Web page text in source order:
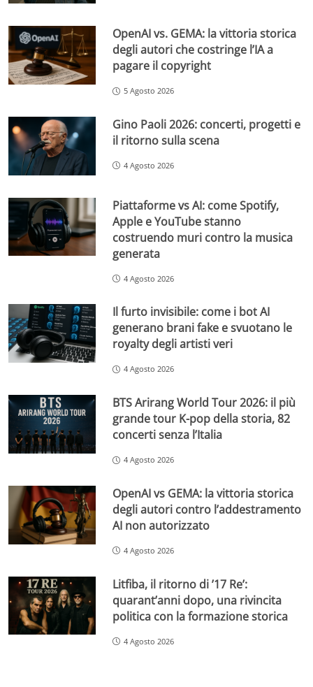
OpenAI vs. GEMA: la vittoria storica
degli autori che costringe l’IA a
pagare il copyright
5 Agosto 2026
Gino Paoli 2026: concerti, progetti e
il ritorno sulla scena
4 Agosto 2026
Piattaforme vs AI: come Spotify,
Apple e YouTube stanno
costruendo muri contro la musica
generata
4 Agosto 2026
Il furto invisibile: come i bot AI
generano brani fake e svuotano le
royalty degli artisti veri
4 Agosto 2026
BTS Arirang World Tour 2026: il più
grande tour K-pop della storia, 82
concerti senza l’Italia
4 Agosto 2026
OpenAI vs GEMA: la vittoria storica
degli autori contro l’addestramento
AI non autorizzato
4 Agosto 2026
Litfiba, il ritorno di ’17 Re’:
quarant’anni dopo, una rivincita
politica con la formazione storica
4 Agosto 2026